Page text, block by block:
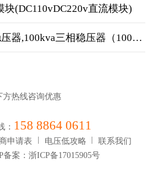
(DC110vDC220v直流模块)
下一篇：三相100千瓦稳压器,100kva三相稳压器（100千瓦价格）
方热线咨询优惠
： 158 8864 0611
申请表 电压低攻略
联系我们
案：浙ICP备17015905号